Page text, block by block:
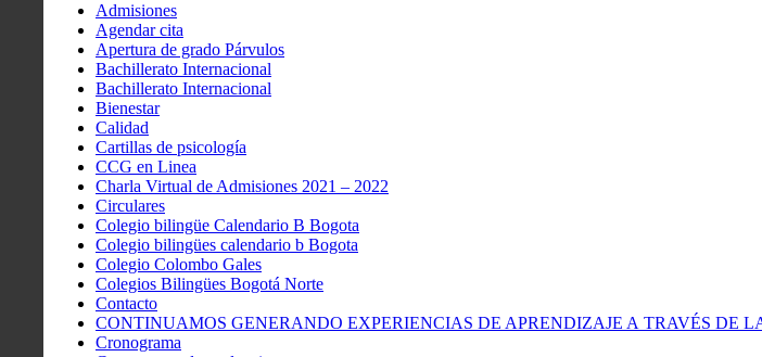
Admisiones
Agendar cita
Apertura de grado Párvulos
Bachillerato Internacional
Bachillerato Internacional
Bienestar
Calidad
Cartillas de psicología
CCG en Linea
Charla Virtual de Admisiones 2021 – 2022
Circulares
Colegio bilingüe Calendario B Bogota
Colegio bilingües calendario b Bogota
Colegio Colombo Gales
Colegios Bilingües Bogotá Norte
Contacto
CONTINUAMOS GENERANDO EXPERIENCIAS DE APRENDIZAJE A TRAVÉS DE
Cronograma